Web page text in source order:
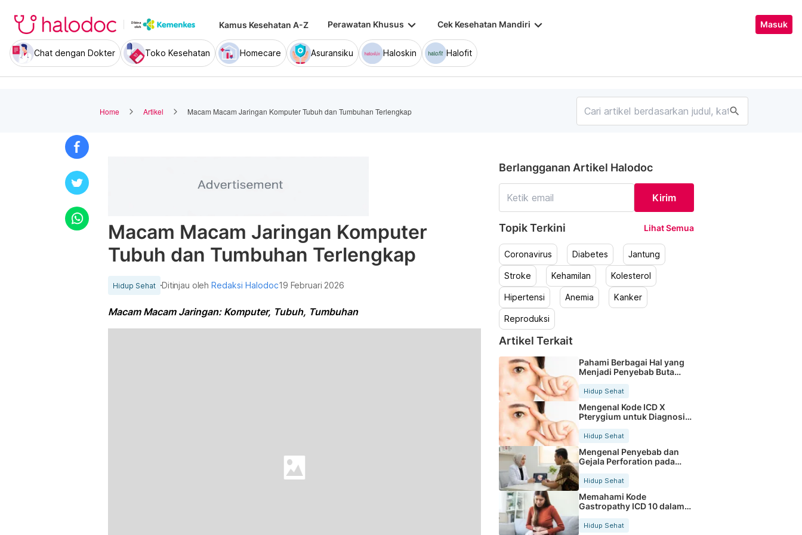
Kamus Kesehatan A-Z Perawatan Khusus keyboard_arrow_down Cek Kesehatan Mandiri keyboard_arrow_down Masuk
Chat dengan Dokter Toko Kesehatan Homecare Asuransiku Haloskin Halofit
Home Artikel Macam Macam Jaringan Komputer Tubuh dan Tumbuhan Terlengkap search
Macam Macam Jaringan Komputer
Tubuh dan Tumbuhan Terlengkap
Hidup Sehat Ditinjau olehRedaksi Halodoc19 Februari 2026
Macam Macam Jaringan: Komputer, Tubuh, Tumbuhan
Berlangganan Artikel Halodoc
Kirim
Topik Terkini Lihat Semua
Coronavirus Diabetes Jantung
Stroke Kehamilan Kolesterol
Hipertensi Anemia Kanker
Reproduksi
Artikel Terkait
Pahami Berbagai Hal yang
Menjadi Penyebab Buta
Hidup Sehat
Mengenal Kode ICD X
Pterygium untuk Diagnosis
Hidup Sehat
Mengenal Penyebab dan
Gejala Perforation pada
Tubuh
Hidup Sehat
Memahami Kode
Gastropathy ICD 10 dalam
Rekam Medis Pasien
Hidup Sehat